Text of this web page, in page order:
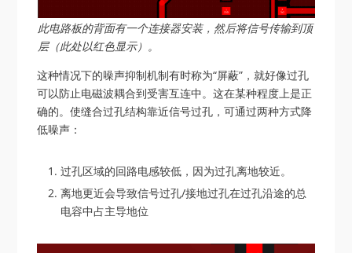
此电路板的背面有一个连接器安装，然后将信号传输到顶
层（此处以红色显示）。
这种情况下的噪声抑制机制有时称为“屏蔽”，就好像过孔
可以防止电磁波耦合到受害互连中。这在某种程度上是正
确的。使缝合过孔结构靠近信号过孔，可通过两种方式降
低噪声：
过孔区域的回路电感较低，因为过孔离地较近。
离地更近会导致信号过孔/接地过孔在过孔沿途的总
电容中占主导地位